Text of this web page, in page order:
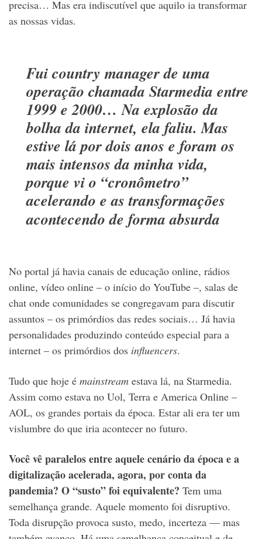
precisa… Mas era indiscutível que aquilo ia transformar
as nossas vidas.
Fui country manager de uma
operação chamada Starmedia entre
1999 e 2000… Na explosão da
bolha da internet, ela faliu. Mas
estive lá por dois anos e foram os
mais intensos da minha vida,
porque vi o “cronômetro”
acelerando e as transformações
acontecendo de forma absurda
No portal já havia canais de educação online, rádios
online, vídeo online – o início do YouTube –, salas de
chat onde comunidades se congregavam para discutir
assuntos – os primórdios das redes sociais… Já havia
personalidades produzindo conteúdo especial para a
internet – os primórdios dos influencers.
Tudo que hoje é mainstream estava lá, na Starmedia.
Assim como estava no Uol, Terra e America Online –
AOL, os grandes portais da época. Estar ali era ter um
vislumbre do que iria acontecer no futuro.
Você vê paralelos entre aquele cenário da época e a
digitalização acelerada, agora, por conta da
pandemia? O “susto” foi equivalente? Tem uma
semelhança grande. Aquele momento foi disruptivo.
Toda disrupção provoca susto, medo, incerteza — mas